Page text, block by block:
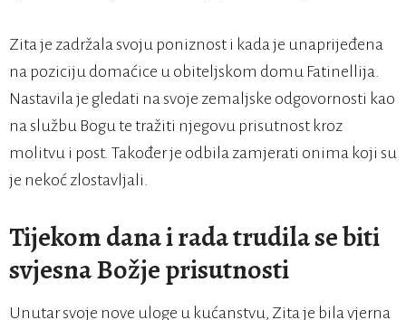
Zita je zadržala svoju poniznost i kada je unaprijeđena
na poziciju domaćice u obiteljskom domu Fatinellija.
Nastavila je gledati na svoje zemaljske odgovornosti kao
na službu Bogu te tražiti njegovu prisutnost kroz
molitvu i post. Također je odbila zamjerati onima koji su
je nekoć zlostavljali.
Tijekom dana i rada trudila se biti
svjesna Božje prisutnosti
Unutar svoje nove uloge u kućanstvu, Zita je bila vjerna